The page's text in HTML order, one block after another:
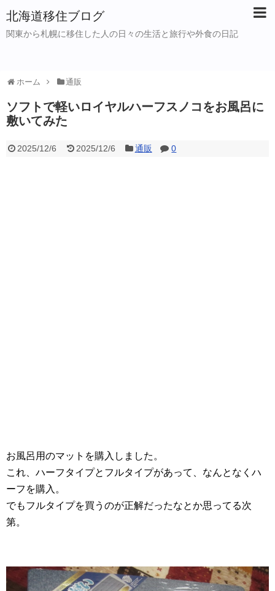
北海道移住ブログ
関東から札幌に移住した人の日々の生活と旅行や外食の日記
ホーム 通販
ソフトで軽いロイヤルハーフスノコをお風呂に
敷いてみた
2025/12/6 2025/12/6 通販 0
お風呂用のマットを購入しました。
これ、ハーフタイプとフルタイプがあって、なんとなくハ
ーフを購入。
でもフルタイプを買うのが正解だったなとか思ってる次
第。